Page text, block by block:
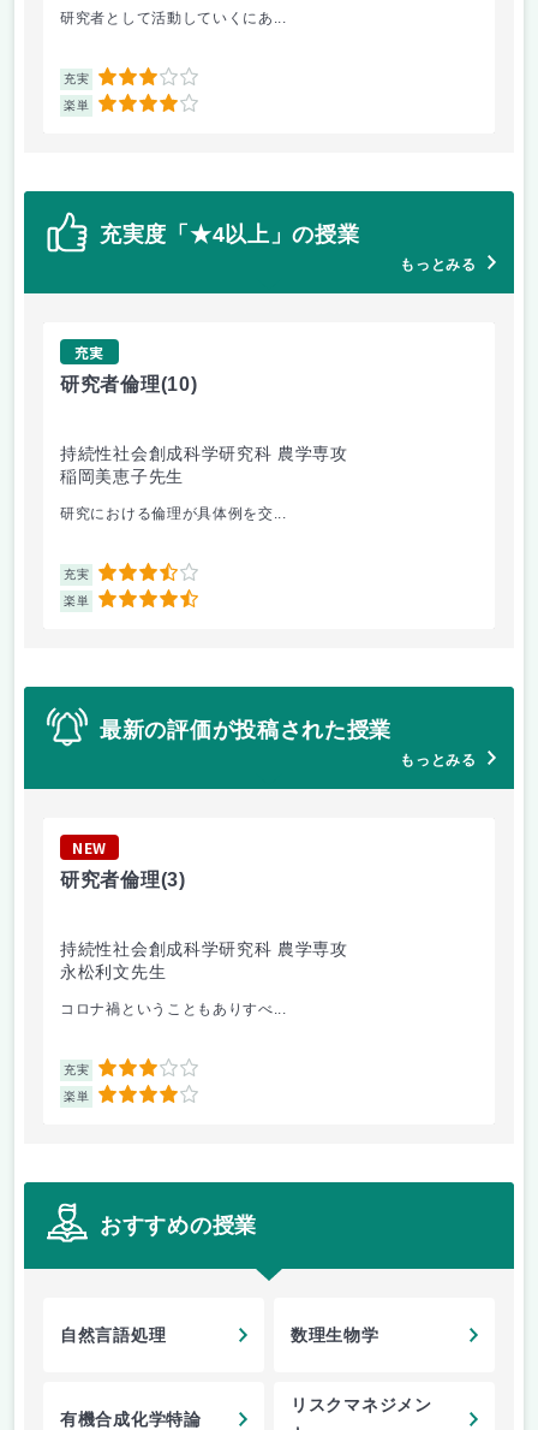
研究者として活動していくにあ...
充実 3
楽単 4
充実度「★4以上」の授業
もっとみる
充実
研究者倫理(10)
持続性社会創成科学研究科 農学専攻
稲岡美恵子先生
研究における倫理が具体例を交...
充実 3.5
楽単 4.5
最新の評価が投稿された授業
もっとみる
NEW
研究者倫理(3)
持続性社会創成科学研究科 農学専攻
永松利文先生
コロナ禍ということもありすべ...
充実 3
楽単 4
おすすめの授業
自然言語処理 数理生物学
有機合成化学特論
リスクマネジメン